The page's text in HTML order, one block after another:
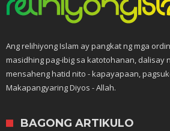
Ang relihiyong Islam ay pangkat ng mga
masidhing pag-ibig sa katotohanan, dalisay
mensaheng hatid nito - kapayapaan,
Makapangyaring Diyos - Allah.
BAGONG ARTIKULO